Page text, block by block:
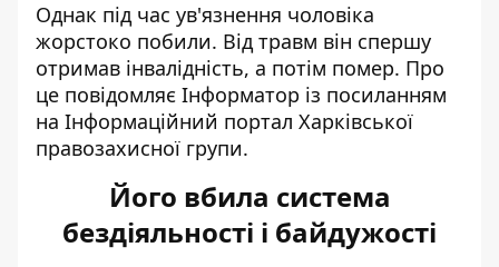
Однак під час ув'язнення чоловіка
жорстоко побили. Від травм він спершу
отримав інвалідність, а потім помер. Про
це повідомляє Інформатор із посиланням
на Інформаційний портал Харківської
правозахисної групи.
Його вбила система
бездіяльності і байдужості